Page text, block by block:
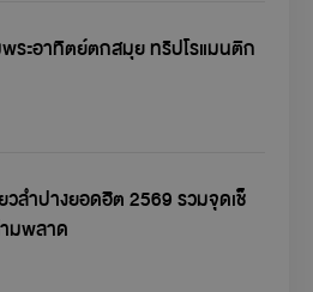
ระอาทิตย์ตกสมุย ทริปโรแมนติก
วลำปางยอดฮิต 2569 รวมจุดเช็
มพลาด